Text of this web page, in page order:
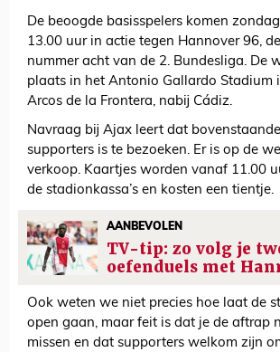
De beoogde basisspelers komen
13.00 uur in actie tegen Hannover 96,
nummer acht van de 2. Bundesliga. De
plaats in het Antonio Gallardo Stadium
Arcos de la Frontera, nabij Cádiz.
Navraag bij Ajax leert dat
supporters is te bezoeken. Er is op de
verkoop. Kaartjes worden vanaf 11.00
de stadionkassa’s en kosten een tientje.
AANBEVOLEN
TV-tip: zo volg je
oefenduels met
Ook weten we niet precies hoe laat de
open gaan, maar feit is dat je de aftrap
missen en dat supporters welkom zijn